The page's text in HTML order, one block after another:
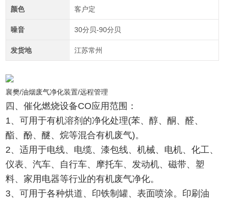
颜色 客户定
噪音 30分贝-90分贝
发货地 江苏常州
襄樊/油烟废气净化装置/远程管理
四、催化燃烧设备CO应用范围：
1、可用于有机溶剂的净化处理(苯、醇、酮、醛、
酯、酚、醚、烷等混合有机废气)。
2、适用于电线、电缆、漆包线、机械、电机、化工、
仪表、汽车、自行车、摩托车、发动机、磁带、塑
料、家用电器等行业的有机废气净化。
3、可用于各种烘道、印铁制罐、表面喷涂。印刷油